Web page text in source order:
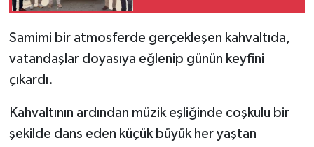
Samimi bir atmosferde gerçekleşen kahvaltıda,
vatandaşlar doyasıya eğlenip günün keyfini
çıkardı.
Kahvaltının ardından müzik eşliğinde coşkulu bir
şekilde dans eden küçük büyük her yaştan